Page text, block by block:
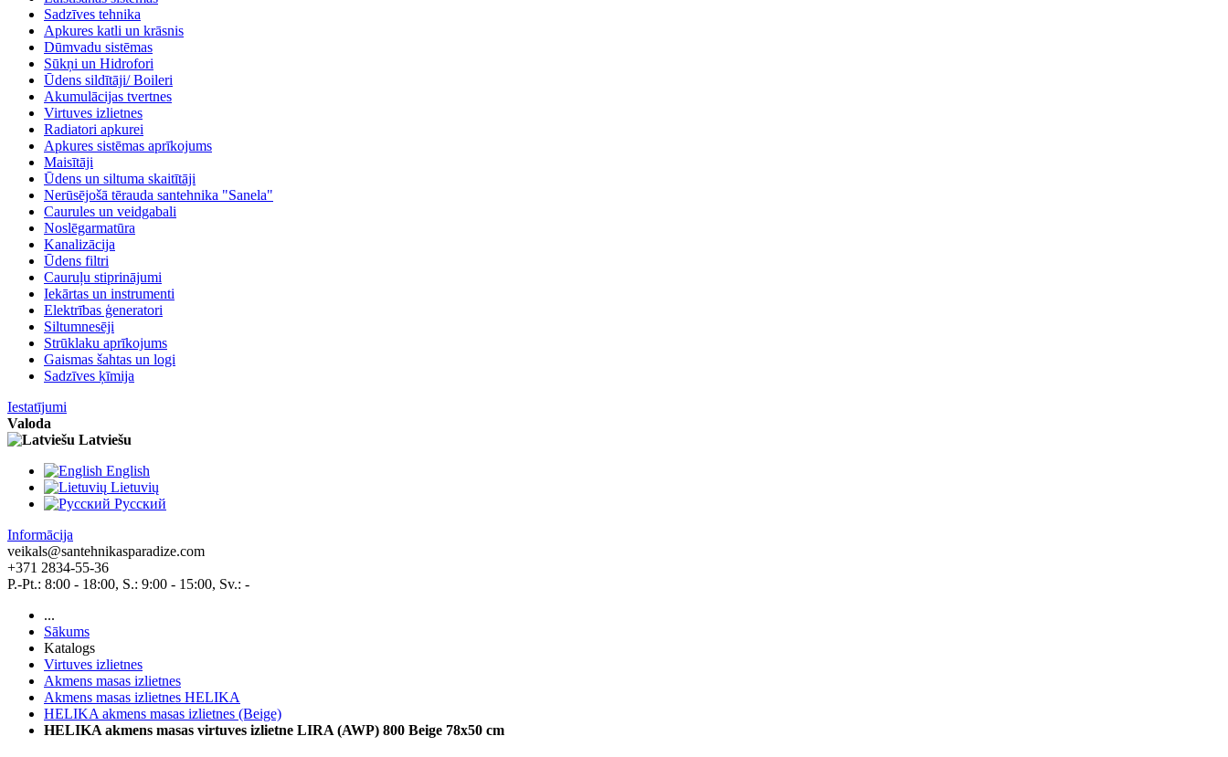
Sadzīves tehnika
Apkures katli un krāsnis
Dūmvadu sistēmas
Sūkņi un Hidrofori
Ūdens sildītāji/ Boileri
Akumulācijas tvertnes
Virtuves izlietnes
Radiatori apkurei
Apkures sistēmas aprīkojums
Maisītāji
Ūdens un siltuma skaitītāji
Nerūsējošā tērauda santehnika "Sanela"
Caurules un veidgabali
Noslēgarmatūra
Kanalizācija
Ūdens filtri
Cauruļu stiprinājumi
Iekārtas un instrumenti
Elektrības ģeneratori
Siltumnesēji
Strūklaku aprīkojums
Gaismas šahtas un logi
Sadzīves ķīmija
Iestatījumi
Valoda
Latviešu
English
Lietuvių
Pусский
Informācija
veikals@santehnikasparadize.com
+371 2834-55-36
P.-Pt.: 8:00 - 18:00, S.: 9:00 - 15:00, Sv.: -
...
Sākums
Katalogs
Virtuves izlietnes
Akmens masas izlietnes
Akmens masas izlietnes HELIKA
HELIKA akmens masas izlietnes (Beige)
HELIKA akmens masas virtuves izlietne LIRA (AWP) 800 Beige 78x50 cm